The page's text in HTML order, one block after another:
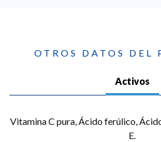
OTROS DATOS DEL
Activos
Vitamina C pura, Ácido ferúlico,
E.